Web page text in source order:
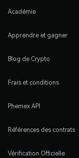
Académie
Apprendre et gagner
Blog de Crypto
Frais et conditions
Phemex API
Références des contrats
Vérification Officielle